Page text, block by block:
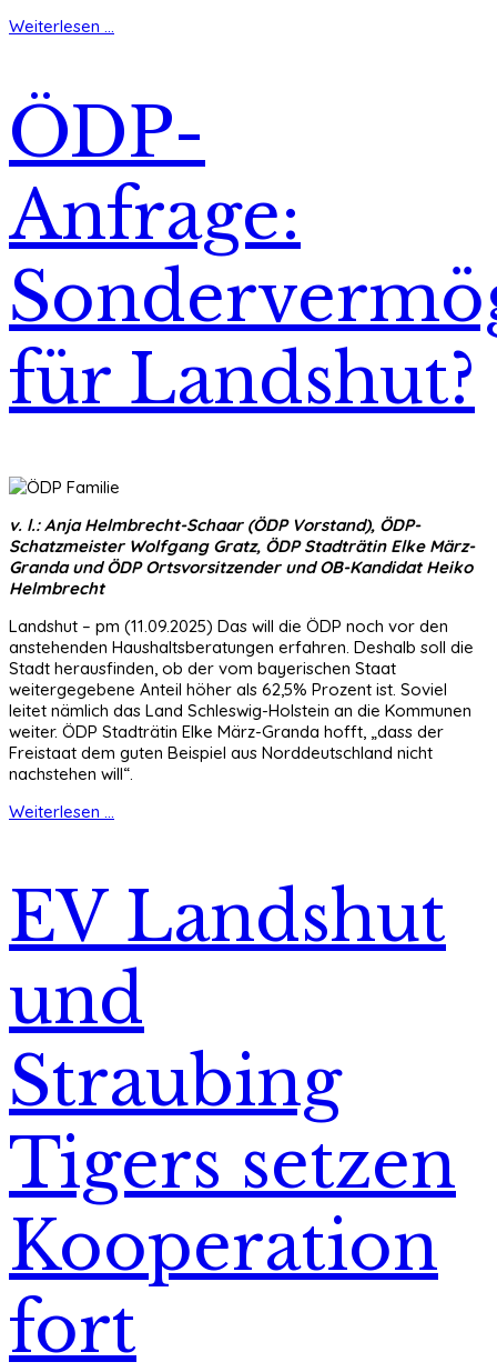
Weiterlesen ...
ÖDP-
Anfrage:
für Landshut?
v. l.: Anja Helmbrecht-Schaar (ÖDP Vorstand), ÖDP-
Schatzmeister Wolfgang Gratz, ÖDP Stadträtin Elke März-
Granda und ÖDP Ortsvorsitzender und OB-Kandidat Heiko
Helmbrecht
Landshut – pm (11.09.2025) Das will die ÖDP noch vor den
anstehenden Haushaltsberatungen erfahren. Deshalb soll die
Stadt herausfinden, ob der vom bayerischen Staat
weitergegebene Anteil höher als 62,5% Prozent ist. Soviel
leitet nämlich das Land Schleswig-Holstein an die Kommunen
weiter. ÖDP Stadträtin Elke März-Granda hofft, „dass der
Freistaat dem guten Beispiel aus Norddeutschland nicht
nachstehen will“.
Weiterlesen ...
EV Landshut
und
Straubing
Tigers setzen
Kooperation
fort